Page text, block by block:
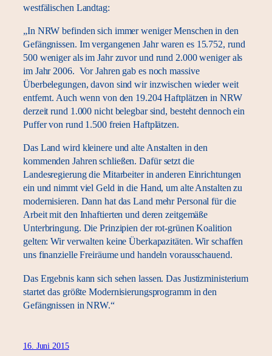
westfälischen Landtag:
„In NRW befinden sich immer weniger Menschen in den
Gefängnissen. Im vergangenen Jahr waren es 15.752, rund
500 weniger als im Jahr zuvor und rund 2.000 weniger als
im Jahr 2006. Vor Jahren gab es noch massive
Überbelegungen, davon sind wir inzwischen wieder weit
entfernt. Auch wenn von den 19.204 Haftplätzen in NRW
derzeit rund 1.000 nicht belegbar sind, besteht dennoch ein
Puffer von rund 1.500 freien Haftplätzen.
Das Land wird kleinere und alte Anstalten in den
kommenden Jahren schließen. Dafür setzt die
Landesregierung die Mitarbeiter in anderen Einrichtungen
ein und nimmt viel Geld in die Hand, um alte Anstalten zu
modernisieren. Dann hat das Land mehr Personal für die
Arbeit mit den Inhaftierten und deren zeitgemäße
Unterbringung. Die Prinzipien der rot-grünen Koalition
gelten: Wir verwalten keine Überkapazitäten. Wir schaffen
uns finanzielle Freiräume und handeln vorausschauend.
Das Ergebnis kann sich sehen lassen. Das Justizministerium
startet das größte Modernisierungsprogramm in den
Gefängnissen in NRW.“
16. Juni 2015